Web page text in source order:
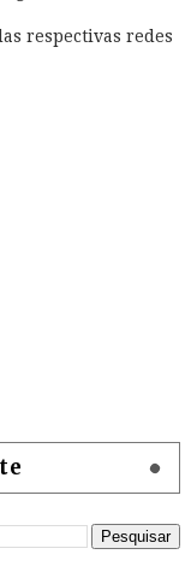
respectivas redes